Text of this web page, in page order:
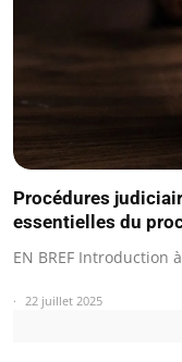
Procédures
essentielles du
EN BREF Introduction
22 juillet 2025